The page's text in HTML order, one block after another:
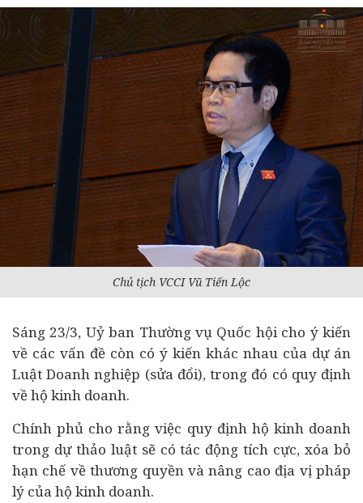
Chủ tịch VCCI Vũ Tiến Lộc
Sáng 23/3, Uỷ ban Thường vụ Quốc hội cho ý kiến
về các vấn đề còn có ý kiến khác nhau của dự án
Luật Doanh nghiệp (sửa đổi), trong đó có quy định
về hộ kinh doanh.
Chính phủ cho rằng việc quy định hộ kinh doanh
trong dự thảo luật sẽ có tác động tích cực, xóa bỏ
hạn chế về thương quyền và nâng cao địa vị pháp
lý của hộ kinh doanh.